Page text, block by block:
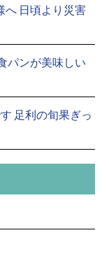
へ 日頃より災害
パンが美味しい
足利の旬果ぎっ